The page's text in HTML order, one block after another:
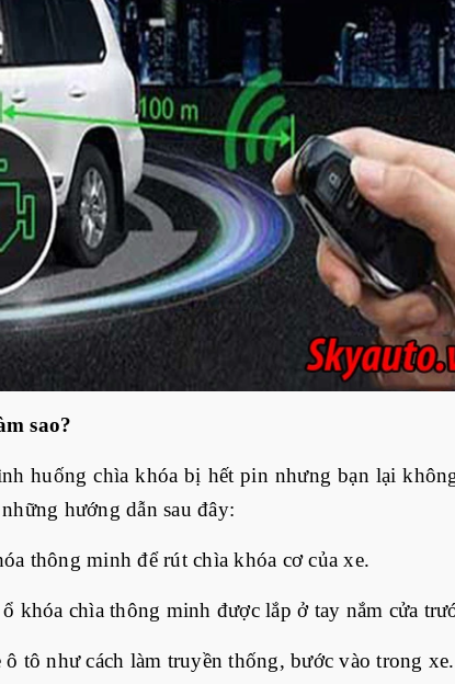
sao?
huống chìa khóa bị hết pin nhưng bạn lại
hướng dẫn sau đây:
thông minh để rút chìa khóa cơ của xe.
khóa chìa thông minh được lắp ở tay nắm cửa
tô như cách làm truyền thống, bước vào trong xe.